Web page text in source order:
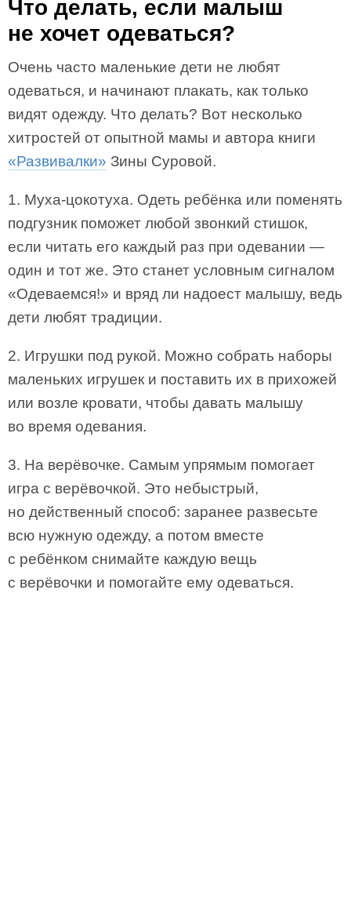
Что делать, если малыш
не хочет одеваться?
Очень часто маленькие дети не любят
одеваться, и начинают плакать, как только
видят одежду. Что делать? Вот несколько
хитростей от опытной мамы и автора книги
«Развивалки» Зины Суровой.
1. Муха-цокотуха. Одеть ребёнка или поменять
подгузник поможет любой звонкий стишок,
если читать его каждый раз при одевании —
один и тот же. Это станет условным сигналом
«Одеваемся!» и вряд ли надоест малышу, ведь
дети любят традиции.
2. Игрушки под рукой. Можно собрать наборы
маленьких игрушек и поставить их в прихожей
или возле кровати, чтобы давать малышу
во время одевания.
3. На верёвочке. Самым упрямым помогает
игра с верёвочкой. Это небыстрый,
но действенный способ: заранее развесьте
всю нужную одежду, а потом вместе
с ребёнком снимайте каждую вещь
с верёвочки и помогайте ему одеваться.